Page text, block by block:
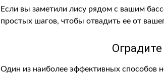
Если вы заметили лису рядом с вашим
простых шагов, чтобы отвадить ее от
Один из наиболее эффективных способов